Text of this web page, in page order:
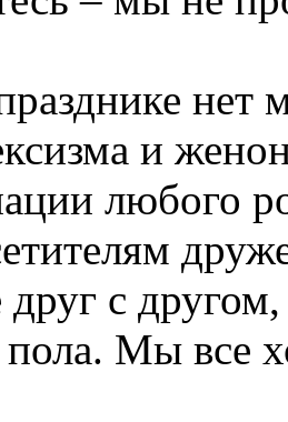
нет
и
любого
с
пола. Мы все